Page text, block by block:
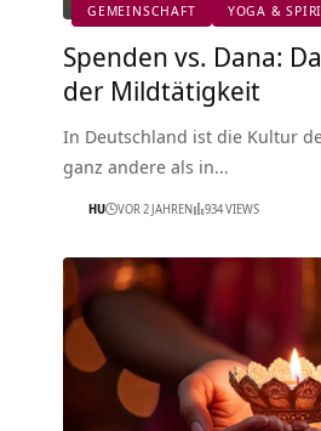
GEMEINSCHAFT YOGA &
Spenden vs. Dana:
der Mildtätigkeit
In Deutschland ist die Kultur
ganz andere als in…
HU VOR 2 JAHREN 934 VIEWS